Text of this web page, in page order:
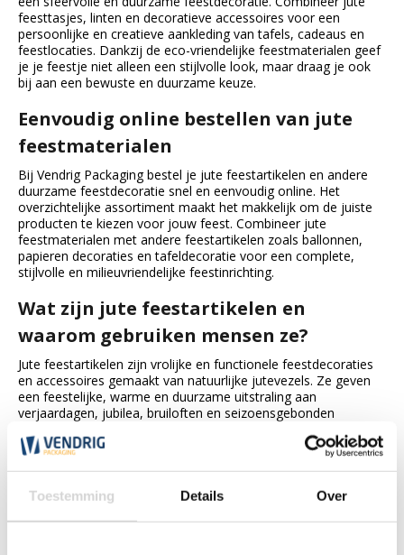
Toestemming Details Over
feesttasjes, linten en decoratieve accessoires voor een
persoonlijke en creatieve aankleding van tafels, cadeaus en
feestlocaties. Dankzij de eco-vriendelijke feestmaterialen geef
je je feestje niet alleen een stijlvolle look, maar draag je ook
bij aan een bewuste en duurzame keuze.
Eenvoudig online bestellen van jute
feestmaterialen
Bij Vendrig Packaging bestel je jute feestartikelen en andere
duurzame feestdecoratie snel en eenvoudig online. Het
overzichtelijke assortiment maakt het makkelijk om de juiste
producten te kiezen voor jouw feest. Combineer jute
feestmaterialen met andere feestartikelen zoals ballonnen,
papieren decoraties en tafeldecoratie voor een complete,
stijlvolle en milieuvriendelijke feestinrichting.
Wat zijn jute feestartikelen en
waarom gebruiken mensen ze?
Jute feestartikelen zijn vrolijke en functionele feestdecoraties
en accessoires gemaakt van natuurlijke jutevezels. Ze geven
een feestelijke, warme en duurzame uitstraling aan
verjaardagen, jubilea, bruiloften en seizoensgebonden
met milieubewustzijn in je feestdecoratie.
Vendrig Packaging vinden?